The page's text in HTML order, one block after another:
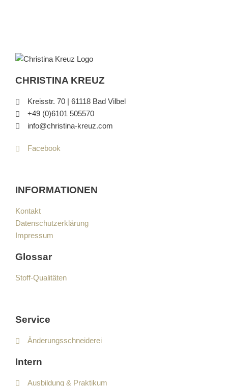
CHRISTINA KREUZ
Kreisstr. 70 | 61118 Bad Vilbel
+49 (0)6101 505570
info@christina-kreuz.com
Facebook
INFORMATIONEN
Kontakt
Datenschutzerklärung
Impressum
Glossar
Stoff-Qualitäten
Service
Änderungsschneiderei
Intern
Ausbildung & Praktikum